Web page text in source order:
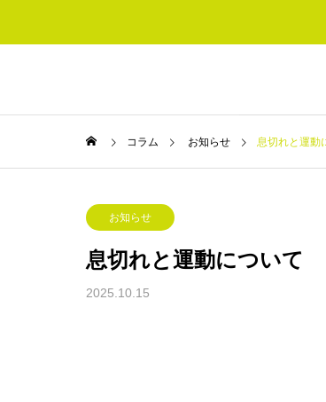
コラム お知らせ 息切れと運動
お知らせ
息切れと運動について
2025.10.15